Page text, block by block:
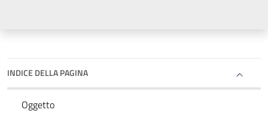
INDICE DELLA PAGINA
Oggetto